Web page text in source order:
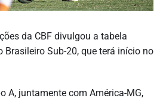
da CBF divulgou a tabela
Brasileiro Sub-20, que terá início no
A, juntamente com América-MG,